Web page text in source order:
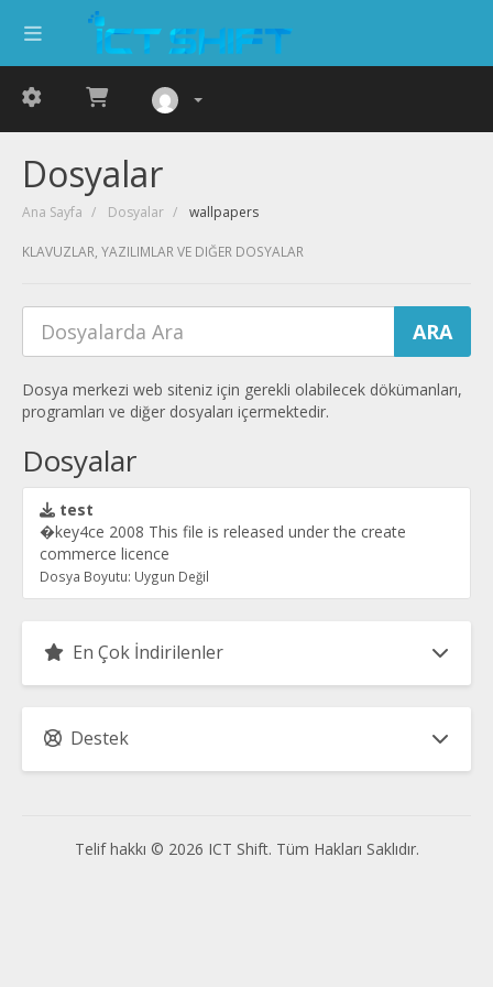
Dosyalar
Ana Sayfa Dosyalar wallpapers
KLAVUZLAR, YAZILIMLAR VE DIĞER DOSYALAR
Dosya merkezi web siteniz için gerekli olabilecek dökümanları,
programları ve diğer dosyaları içermektedir.
Dosyalar
test
�key4ce 2008 This file is released under the create
commerce licence
Dosya Boyutu: Uygun Değil
En Çok İndirilenler
Destek
Telif hakkı © 2026 ICT Shift. Tüm Hakları Saklıdır.